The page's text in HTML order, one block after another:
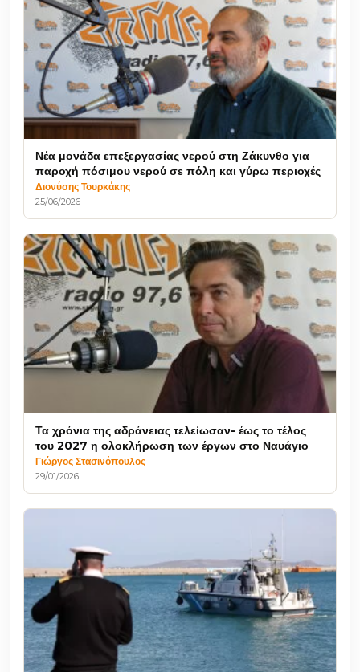
Νέα μονάδα επεξεργασίας νερού στη Ζάκυνθο για
παροχή πόσιμου νερού σε πόλη και γύρω περιοχές
Διονύσης Τουρκάκης
25/06/2026
Τα χρόνια της αδράνειας τελείωσαν- έως το τέλος
του 2027 η ολοκλήρωση των έργων στο Ναυάγιο
Γιώργος Στασινόπουλος
29/01/2026